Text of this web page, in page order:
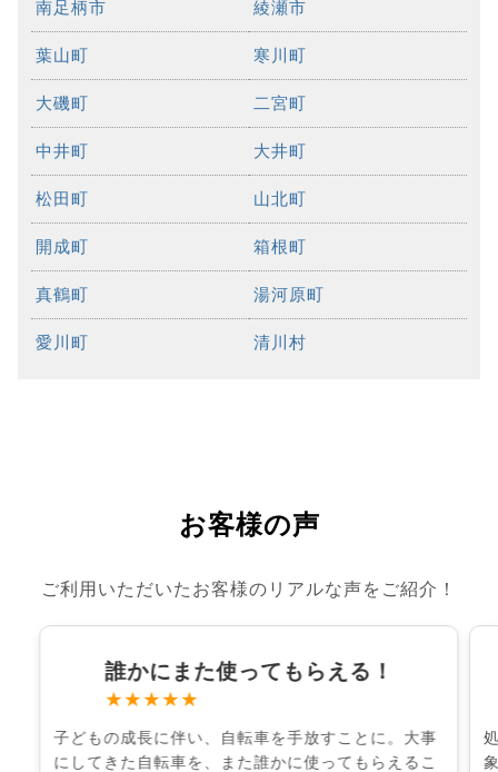
南足柄市 綾瀬市
葉山町 寒川町
大磯町 二宮町
中井町 大井町
松田町 山北町
開成町 箱根町
真鶴町 湯河原町
愛川町 清川村
お客様の声
ご利用いただいたお客様のリアルな声をご紹介！
誰かにまた使ってもらえる！
★★★★★
子どもの成長に伴い、自転車を手放すことに。大事
にしてきた自転車を、また誰かに使ってもらえるこ